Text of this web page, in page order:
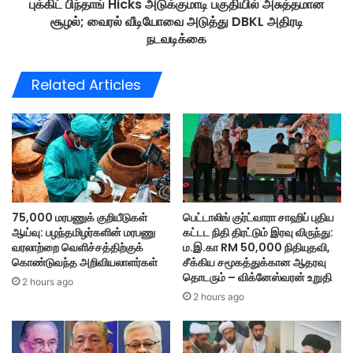
Hang Tuah LRT station
த்
தி
ல்
இ
ணை
ய
க்
கு
ற்
ற
ங்
க
ள்
தா
அ
டு
க்
கு
மா
டி
ப
கு
தி
யி
ல்
அ
சு
த்
ன
சூ
புக்கிட் பிந்தாங் Hicks அடுக்குமாடி பகுதியில் அசுத்தமான
சூழல்; வைரல் வீடியோவை அடுத்து DBKL அதிரடி
நடவடிக்கை
Related Articles
75,000 மரபணுக் குறியீடுகள்
ஆய்வு: பழந்தமிழர்களின் மரபணு
வரலாற்றை வெளிச்சத்திற்குக்
கொண்டுவந்த அறிவியலாளர்கள்
2 hours ago
பெட்டாலிங் குர்ட்வாரா சாஹிப் புதிய
கட்டட நிதி திரட்டும் இரவு விருந்து:
ம.இ.கா RM 50,000 நிதியுதவி,
சீக்கிய சமூகத்துக்கான ஆதரவு
தொடரும் – விக்னேஸ்வரன் உறுதி
2 hours ago